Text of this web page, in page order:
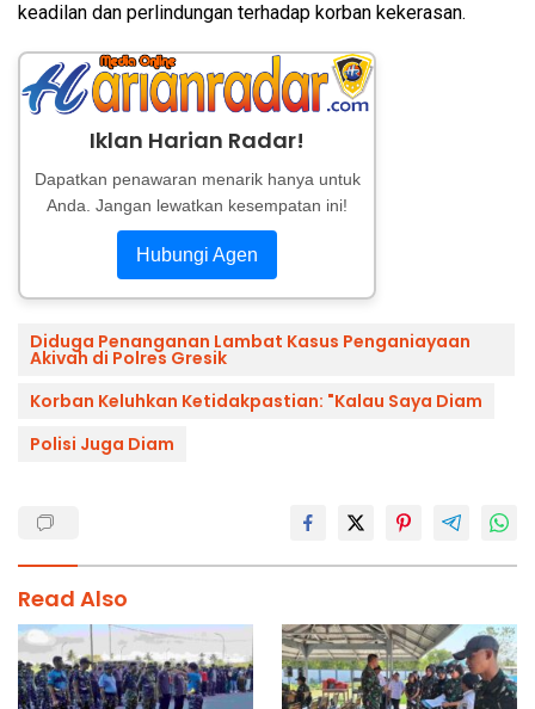
keadilan dan perlindungan terhadap korban kekerasan.
Iklan Harian Radar!
Dapatkan penawaran menarik hanya untuk
Anda. Jangan lewatkan kesempatan ini!
Hubungi Agen
Diduga Penanganan Lambat Kasus Penganiayaan
Akivah di Polres Gresik
Korban Keluhkan Ketidakpastian: "Kalau Saya Diam
Polisi Juga Diam
Read Also